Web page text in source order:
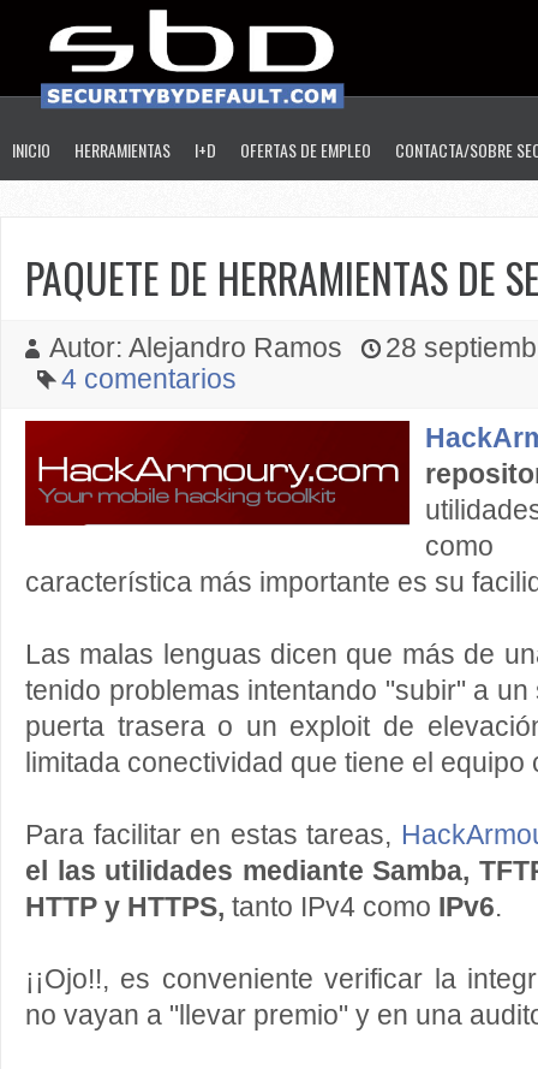
INICIO HERRAMIENTAS I+D OFERTAS DE EMPLEO CONTACTA/SOBRE
PAQUETE DE HERRAMIENTAS DE
Autor: Alejandro Ramos
28
4 comentarios
característica más importante es su
Las malas lenguas dicen que más de
tenido problemas intentando "subir" a
puerta trasera o un exploit de
limitada conectividad que tiene el
Para facilitar en estas tareas,
el las utilidades mediante Samba,
HTTP y HTTPS, tanto IPv4 como IPv6.
¡¡Ojo!!, es conveniente verificar la
no vayan a "llevar premio" y en una